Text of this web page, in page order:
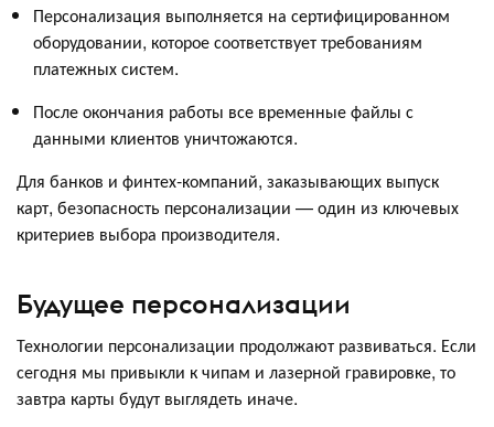
Персонализация выполняется на сертифицированном
оборудовании, которое соответствует требованиям
платежных систем.
После окончания работы все временные файлы с
данными клиентов уничтожаются.
Для банков и финтех-компаний, заказывающих выпуск
карт, безопасность персонализации — один из ключевых
критериев выбора производителя.
Будущее персонализации
Технологии персонализации продолжают развиваться. Если
сегодня мы привыкли к чипам и лазерной гравировке, то
завтра карты будут выглядеть иначе.